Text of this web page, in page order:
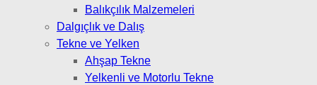
Balıkçılık Malzemeleri
Dalgıçlık ve Dalış
Tekne ve Yelken
Ahşap Tekne
Yelkenli ve Motorlu Tekne